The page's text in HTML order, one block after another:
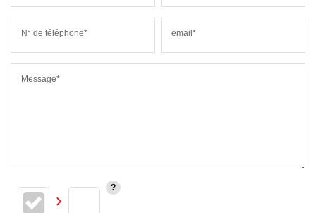
N° de téléphone* email*
Message*